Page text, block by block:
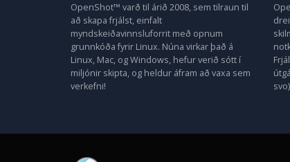
OpenShot™ varð til árið 2008, sem tilraun til
að skapa frjálst, einfalt
myndskeiðavinnsluforrit með opnum
grunnkóða fyrir Linux. Núna virkar það á
Linux, Mac, og Windows, hefur verið sótt í
miljónir skipta, og heldur áfram að vaxa sem
verkefni!